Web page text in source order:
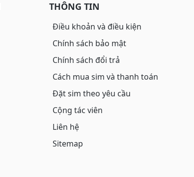
THÔNG TIN
Điều khoản và điều kiện
Chính sách bảo mật
Chính sách đổi trả
Cách mua sim và thanh toán
Đặt sim theo yêu cầu
Cộng tác viên
Liên hệ
Sitemap